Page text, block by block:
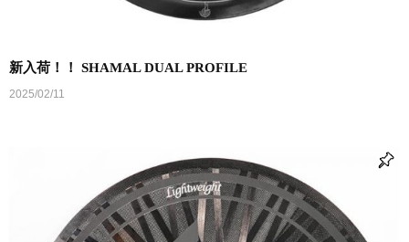
新入荷！！ SHAMAL DUAL PROFILE
2025/02/11